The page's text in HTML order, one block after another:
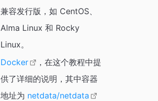
兼容发行版，如 CentOS、
Alma Linux 和 Rocky
Linux。
Docker
，在这个教程中提
供了详细的说明，其中容器
地址为 netdata/netdata